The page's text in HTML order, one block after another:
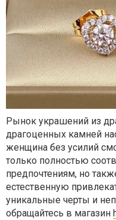
Рынок украшений из
драгоценных камней
женщина без усилий
только полностью
предпочтениям, но
естественную
уникальные черты и
обращайтесь в магазин